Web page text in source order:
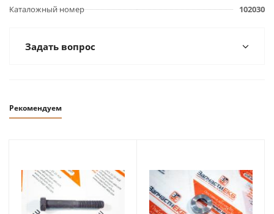
Каталожный номер 102030
Задать вопрос
Рекомендуем